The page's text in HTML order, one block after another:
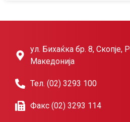
ул. Бихаќка бр. 8, Скопје,
Македонија
Тел. (02) 3293 100
Факс (02) 3293 114